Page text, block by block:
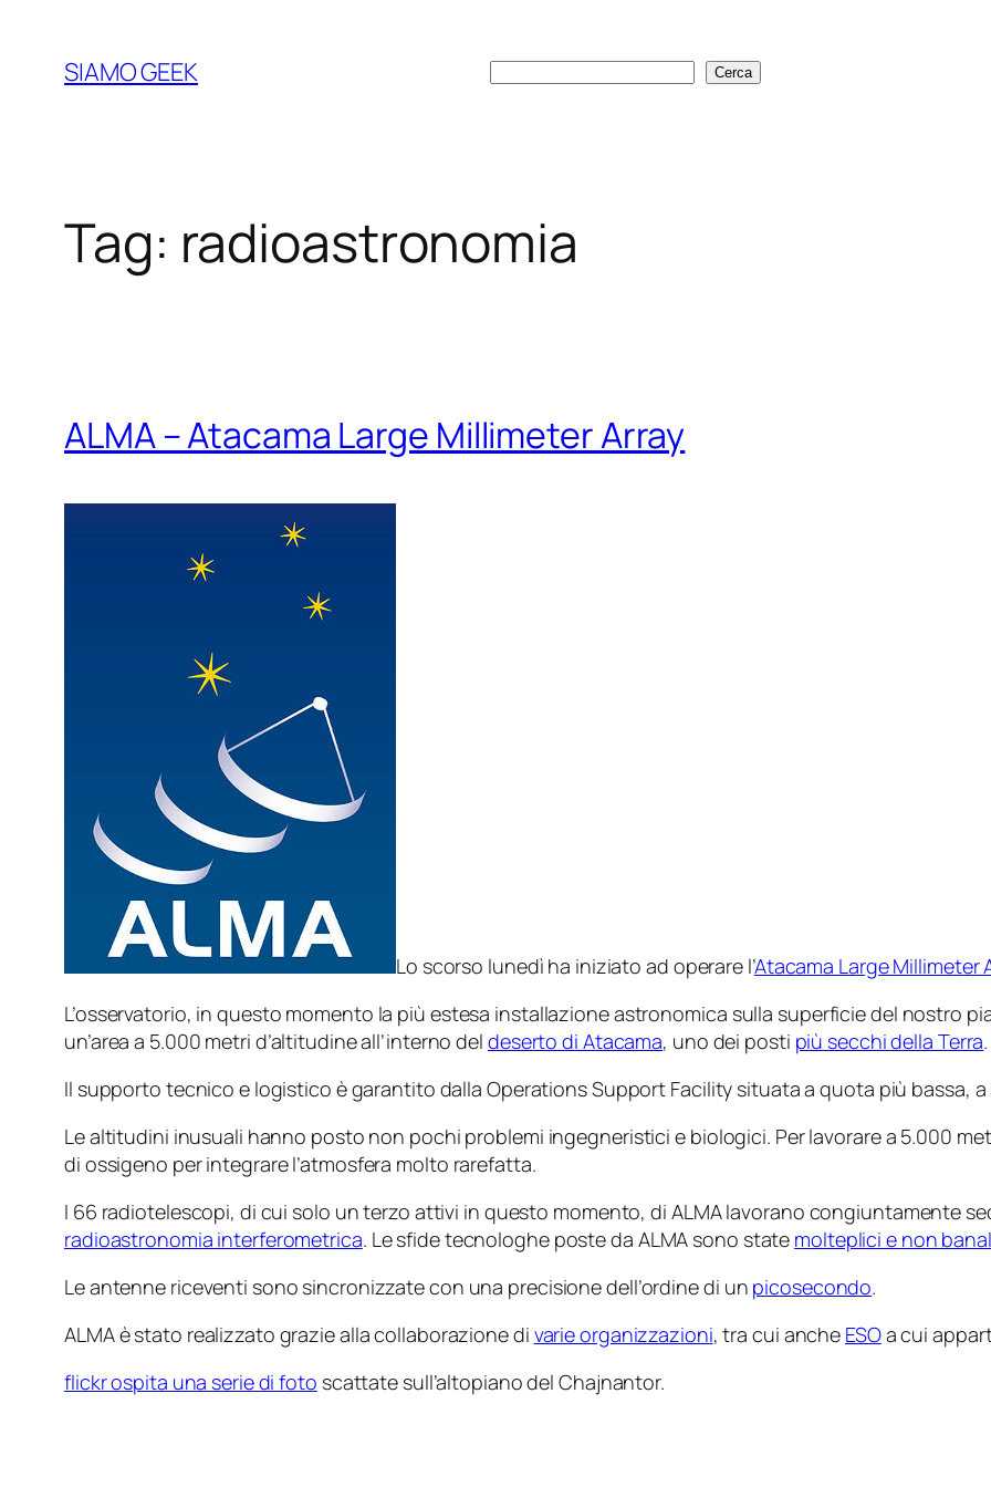
contenuto
SIAMO GEEK Cerca Cerca
Tag: radioastronomia
ALMA – Atacama Large Millimeter Array
Lo scorso lunedì ha iniziato ad operare l’Atacama Large Millimeter
L’osservatorio, in questo momento la più estesa installazione astronomica sulla superficie del nostro
un’area a 5.000 metri d’altitudine all’interno del deserto di Atacama, uno dei posti più secchi della Terra.
Il supporto tecnico e logistico è garantito dalla Operations Support Facility situata a quota più bassa, a
Le altitudini inusuali hanno posto non pochi problemi ingegneristici e biologici. Per lavorare a 5.000
di ossigeno per integrare l’atmosfera molto rarefatta.
I 66 radiotelescopi, di cui solo un terzo attivi in questo momento, di ALMA lavorano congiuntamente
radioastronomia interferometrica. Le sfide tecnologhe poste da ALMA sono state molteplici e non
Le antenne riceventi sono sincronizzate con una precisione dell’ordine di un picosecondo.
ALMA è stato realizzato grazie alla collaborazione di varie organizzazioni, tra cui anche ESOa cui
flickr ospita una serie di foto scattate sull’altopiano del Chajnantor.